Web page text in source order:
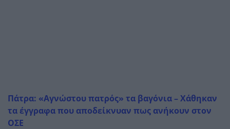
Πάτρα: «Αγνώστου πατρός» τα βαγόνια – Χάθηκαν
τα έγγραφα που αποδείκνυαν πως ανήκουν στον
ΟΣΕ